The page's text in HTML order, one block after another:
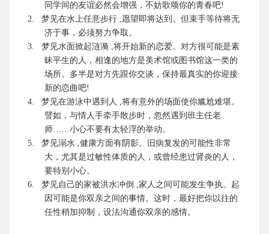
同学间的友谊必然会增强，不妨歌颂你的青春吧!
2.
梦见在水上任意步行 ,愿望即将达到。但束手等待将无
济于事，必须努力争取。
3.
梦见水面掀起涟漪 ,将开始新的恋爱。对方很可能是素
昧平生的人，相逢的地方是美术馆或图书馆这一类的
场所。多半是对方先跟你交谈，保持最真实的你迎接
新的恋曲吧!
4.
梦见在游泳中遇到人 ,将有意外的场面使你尴尬难堪。
譬如，与情人手牵手散步时，忽然遇到 班主任老
师……小心不要有太轻浮的举动。
5.
梦见溺水 ,健康方面有阴影。旧病复发的可能性非常
大，尤其是过敏性体质的人，或曾经患过肾炎的人，
要特别小心。
6.
梦见自己的家被洪水冲倒 ,家人之间可能发生争执。起
因可能是你双亲之间的事情。这时，最好把你以往的
任性稍加抑制，设法沟通你双亲的感情。